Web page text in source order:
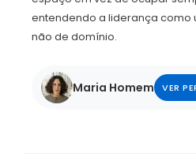
entendendo a liderança como
não de domínio.
Maria Homem VER